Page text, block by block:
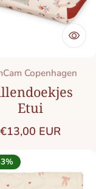
Copenhagen
Etui
Normale prijs
€13,00 EUR